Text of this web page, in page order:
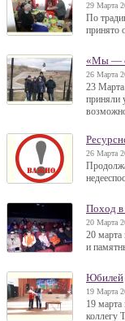
29 Марта
По
принято
«Мы —
26 Марта
23
приняли
26 Марта
Поход в
20 Марта
20 марта
и
Юбилей
19 Марта
19 марта
коллегу